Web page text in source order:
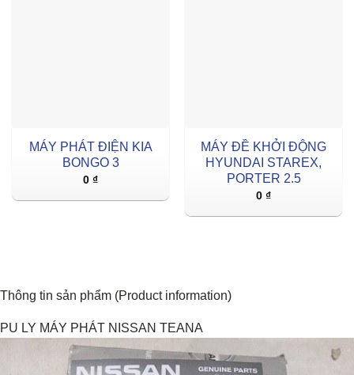
MÁY PHÁT ĐIỆN KIA
BONGO 3
0 ₫
MÁY ĐỀ KHỞI ĐỘNG
HYUNDAI STAREX,
PORTER 2.5
0 ₫
Thông tin sản phẩm (Product information)
PU LY MÁY PHÁT NISSAN TEANA